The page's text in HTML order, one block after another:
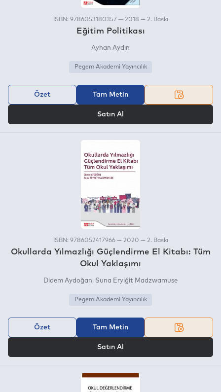
ISBN: 9786053180357 — 2018 — 2. Baskı
Eğitim Politikası
Ayhan Aydın
Pegem Akademi Yayıncılık
Özet Tam Metin
Satın Al
ISBN: 9786052417966 — 2020 — 2. Baskı
Okullarda Yılmazlığı Güçlendirme El Kitabı: Tüm
Okul Yaklaşımı
Didem Aydoğan Suna Eryiğit Madzwamuse
Pegem Akademi Yayıncılık
Özet Tam Metin
Satın Al